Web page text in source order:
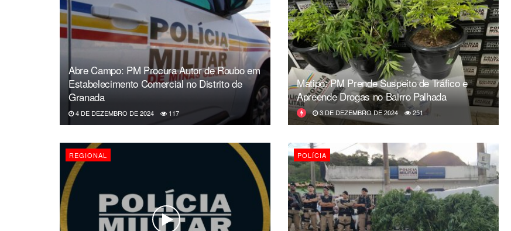
Abre Campo: PM Procura Autor de Roubo em
Estabelecimento Comercial no Distrito de
Granada
4 DE DEZEMBRO DE 2024 117
Matipó: PM Prende Suspeito de Tráfico e
Apreende Drogas no Bairro Palhada
3 DE DEZEMBRO DE 2024 251
REGIONAL POLÍCIA